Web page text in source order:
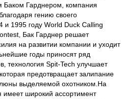
Баком Гарднером, компания
гению своего
и 1995 году World Duck Calling
Бак Гарднер решает
на развитии компании и уходит
годы приносят ряд
технология Spit-Tech улучшает
предотвращает залипание
выделяемой охотником.На
широкий ассортимент